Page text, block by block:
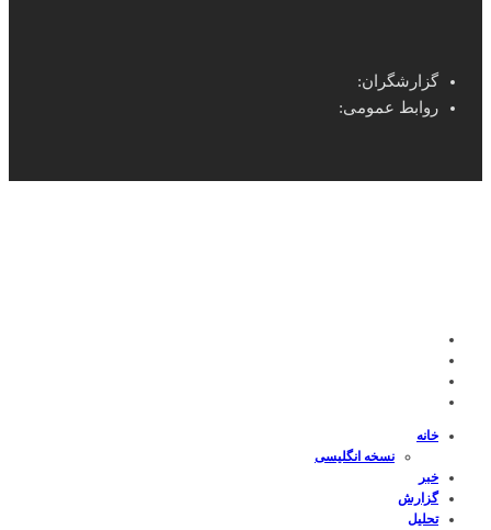
گزارشگران:
روابط عمومی:
خانه
نسخه انگلیسی
خبر
گزارش
تحلیل